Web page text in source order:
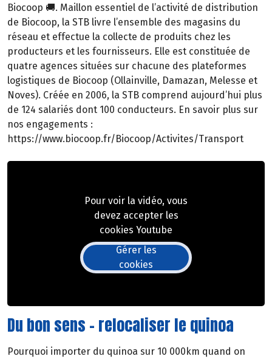
Biocoop 🚚. Maillon essentiel de l’activité de distribution
de Biocoop, la STB livre l’ensemble des magasins du
réseau et effectue la collecte de produits chez les
producteurs et les fournisseurs. Elle est constituée de
quatre agences situées sur chacune des plateformes
logistiques de Biocoop (Ollainville, Damazan, Melesse et
Noves). Créée en 2006, la STB comprend aujourd’hui plus
de 124 salariés dont 100 conducteurs. En savoir plus sur
nos engagements :
https://www.biocoop.fr/Biocoop/Activites/Transport
Pour voir la vidéo, vous
devez accepter les
cookies Youtube
Gérer les
cookies
Du bon sens - relocaliser le quinoa
Pourquoi importer du quinoa sur 10 000km quand on